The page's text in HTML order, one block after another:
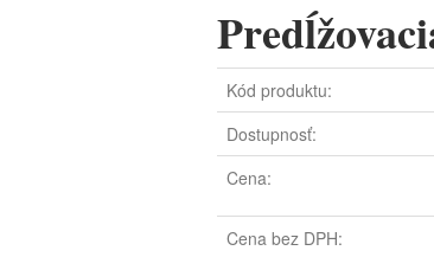
Kód produktu:
Dostupnosť:
Cena:
Cena bez DPH: